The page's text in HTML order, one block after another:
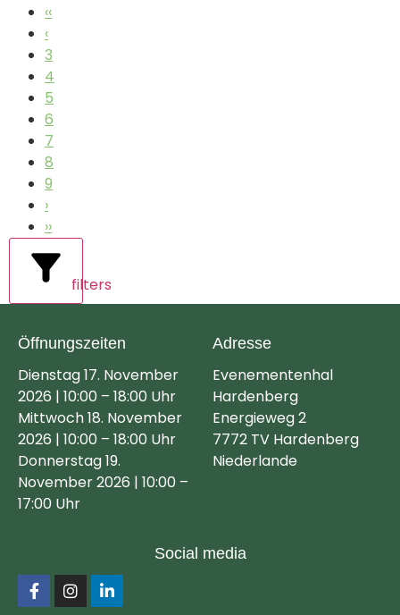
‹‹
‹
3
4
5
6
7
8
9
›
››
filters
Öffnungszeiten
Dienstag 17. November
2026 | 10:00 – 18:00 Uhr
Mittwoch 18. November
2026 | 10:00 – 18:00 Uhr
Donnerstag 19.
November 2026 | 10:00 –
17:00 Uhr
Adresse
Evenementenhal
Hardenberg
Energieweg 2
7772 TV Hardenberg
Niederlande
Social media